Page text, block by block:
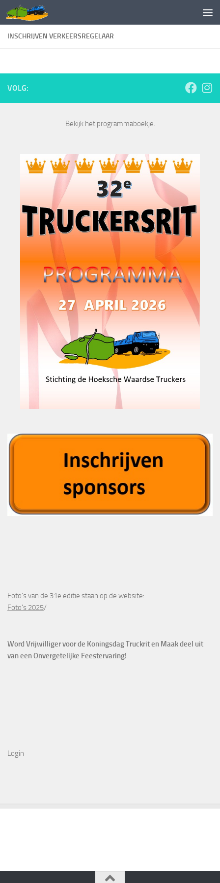
Doorgaan naar inhoud
INSCHRIJVEN VERKEERSREGELAAR
VOLG:
Bekijk het programmaboekje.
Foto's van de 31e editie staan op de website:
Foto's 2025/
Word Vrijwilliger voor de Koningsdag Truckrit en Maak deel uit
van een Onvergetelijke Feestervaring!
Login